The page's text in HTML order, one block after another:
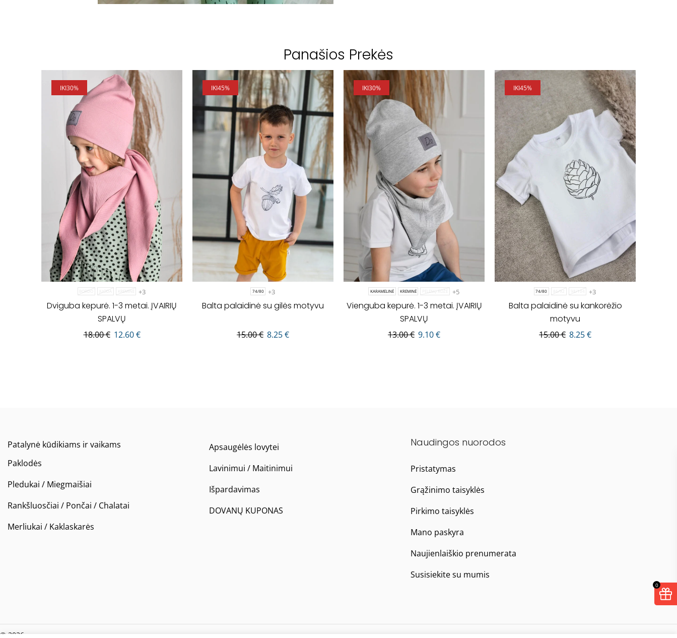
Panašios Prekės
IKI30%
BORDO JUODA KREMINĖ +3
Dviguba kepurė. 1-3 metai. ĮVAIRIŲ
SPALVŲ
18.00€ 12.60€
IKI45%
74/80 +3
Balta palaidinė su gilės motyvu
15.00€ 8.25€
IKI30%
KARAMELINĖ KREMINĖ PELENŲ ROŽĖ +5
Vienguba kepurė. 1-3 metai. ĮVAIRIŲ
SPALVŲ
13.00€ 9.10€
IKI45%
74/80 86/92 98/104 +3
Balta palaidinė su kankorėžio
motyvu
15.00€ 8.25€
Patalynė kūdikiams ir vaikams
Paklodės
Pledukai / Miegmaišiai
Rankšluosčiai / Pončai / Chalatai
Merliukai / Kaklaskarės
Apsaugėlės lovytei
Lavinimui / Maitinimui
Išpardavimas
DOVANŲ KUPONAS
Naudingos nuorodos
Pristatymas
Grąžinimo taisyklės
Pirkimo taisyklės
Mano paskyra
Naujienlaiškio prenumerata
Susisiekite su mumis
© 2026
0